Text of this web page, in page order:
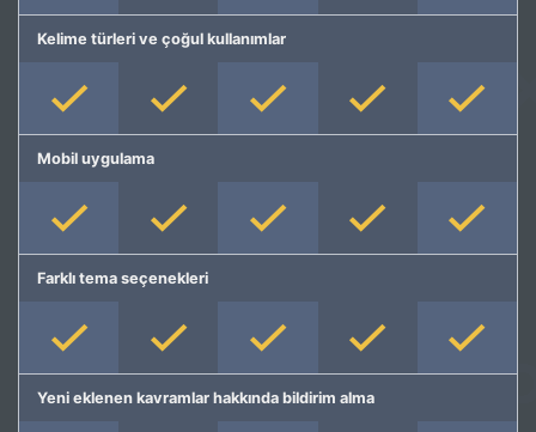
Kelime türleri ve çoğul kullanımlar
Mobil uygulama
Farklı tema seçenekleri
Yeni eklenen kavramlar hakkında bildirim alma